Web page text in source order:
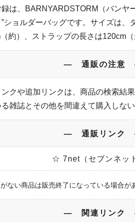
は、BARNYARDSTORM（バンヤ
ショルダーバッグです。サイズは、
約）、ストラップの長さは120cm（
― 通販の注意
クや追加リンクは、商品の検索結
雑誌とその他を間違えて購入しな
― 通販リンク
☆ 7net（セブンネッ
ない商品は販売終了になっている場合が
― 関連リンク